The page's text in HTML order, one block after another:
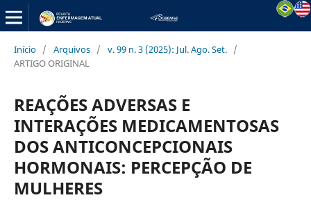
Início / Arquivos / v. 99 n. 3 (2025): Jul. Ago. Set. /
ARTIGO ORIGINAL
REAÇÕES ADVERSAS E
INTERAÇÕES MEDICAMENTOSAS
DOS ANTICONCEPCIONAIS
HORMONAIS: PERCEPÇÃO DE
MULHERES